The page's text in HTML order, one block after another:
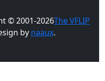
© 2001-2026The VFLIP
by naaux.